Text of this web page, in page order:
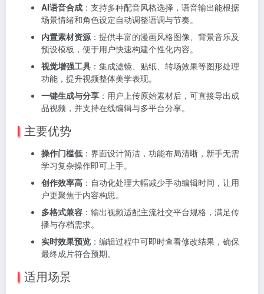
AI语音合成 ：支持多种配音风格选择，语音输出能根据
场景情绪和角色设定自动调整语调与节奏。
内置素材资源 ：提供丰富的漫画风格图像、背景音乐及
预设模板，便于用户快速构建个性化内容。
视觉增强工具 ：集成滤镜、贴纸、转场效果等图形处理
功能，提升视频整体美学表现。
一键生成与分享 ：用户上传原始素材后，可直接导出成
品视频，并支持在线编辑与多平台分享。
主要优势
操作门槛低 ：界面设计简洁，功能布局清晰，新手无需
学习复杂操作即可上手。
创作效率高 ：自动化处理大幅减少手动编辑时间，让用
户更聚焦于内容构思。
多格式兼容 ：输出视频适配主流社交平台规格，满足传
播与存档需求。
实时效果预览 ：编辑过程中可即时查看修改结果，确保
最终成片符合预期。
适用场景